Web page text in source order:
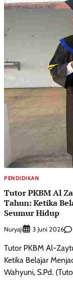
PENDIDIKAN
Tutor PKBM Al
Tahun: Ketika
Seumur Hidup
Nuryaji 3 Juni 2026
Tutor PKBM Al-
Ketika Belajar
Wahyuni, S.Pd.